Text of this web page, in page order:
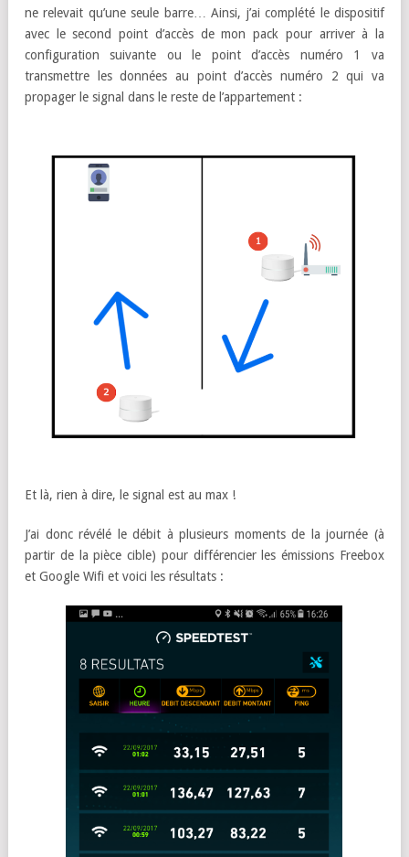
ne relevait qu’une seule barre… Ainsi, j’ai complété le dispositif
avec le second point d’accès de mon pack pour arriver à la
configuration suivante ou le point d’accès numéro 1 va
transmettre les données au point d’accès numéro 2 qui va
propager le signal dans le reste de l’appartement :
Et là, rien à dire, le signal est au max !
J’ai donc révélé le débit à plusieurs moments de la journée (à
partir de la pièce cible) pour différencier les émissions Freebox
et Google Wifi et voici les résultats :